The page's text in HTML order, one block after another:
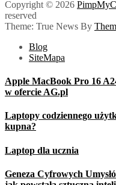
Copyright © 2026
reserved
Theme: True News By
Blog
SiteMapa
Apple MacBook Pro 16
w ofercie AG.pl
Laptopy codziennego
kupna?
Laptop dla ucznia
Geneza Cyfrowych